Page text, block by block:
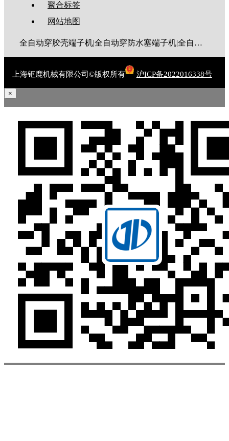
聚合标签
网站地图
全自动穿胶壳端子机|全自动穿防水塞端子机|全自动穿热缩管端子机|全自动穿护套端子机|全自动穿号码管端子机|全自动端子机|全自动穿防水栓端子机|端子压着机|端子压接机|静音端子机|多芯线端子机|护套线端子机|全自动排线端子机|新能源大平方压接机|电脑剥线机|自动剥线机|裁线机|剥线机
上海钜鹿机械有限公司©版权所有 沪ICP备2022016338号
×